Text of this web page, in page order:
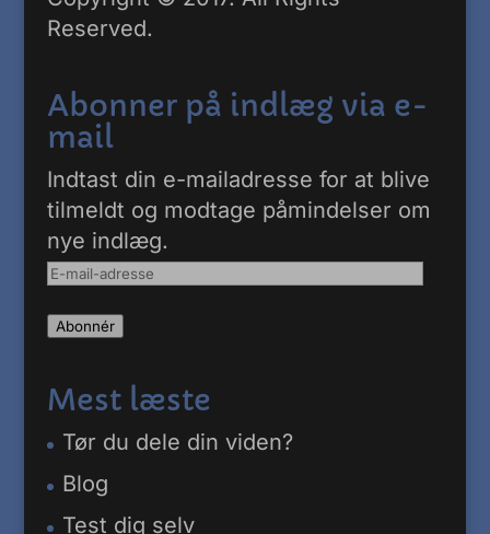
Reserved.
Abonner på indlæg via e-
mail
Indtast din e-mailadresse for at blive
tilmeldt og modtage påmindelser om
nye indlæg.
E-
adresse
Abonnér
Mest læste
Tør du dele din viden?
Blog
Test dig selv